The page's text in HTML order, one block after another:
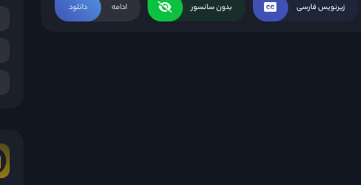
دختری دبیرستانی مواجه می شود
ادامه دانلود زیرنویس فارسی بدون سانسور